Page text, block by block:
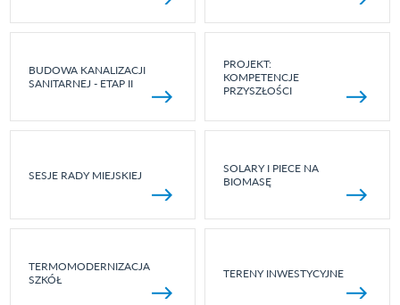
BUDOWA KANALIZACJI
SANITARNEJ - ETAP II
PROJEKT:
KOMPETENCJE
PRZYSZŁOŚCI
SESJE RADY MIEJSKIEJ
SOLARY I PIECE NA
BIOMASĘ
TERMOMODERNIZACJA
SZKÓŁ
TERENY INWESTYCYJNE